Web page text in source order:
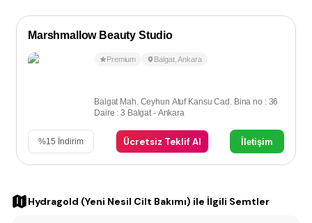
Marshmallow Beauty Studio
Premium Balgat,Ankara
Balgat Mah. Ceyhun Atuf Kansu Cad. Bina no : 36
Daire : 3 Balgat - Ankara
%15 İndirim Ücretsiz Teklif Al İletişim
Hydragold (Yeni Nesil Cilt Bakımı) ile İlgili Semtler